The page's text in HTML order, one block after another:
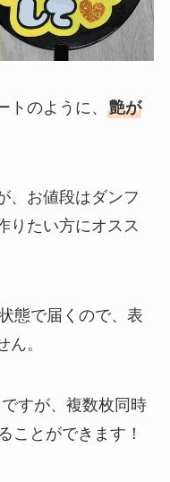
のように、 艶が
、お値段はダンフ
りたい方にオスス
態で届くので、表
。
すが、複数枚同時
ことができます！